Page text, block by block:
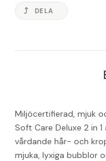
DELA
Miljöcertifierad, mjuk
Soft Care Deluxe 2 in
vårdande hår- och
mjuka, lyxiga bubblor